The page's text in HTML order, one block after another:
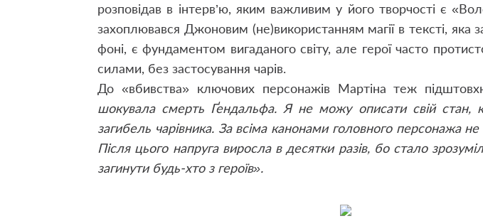
розповідав в інтерв’ю, яким важливим у його творчості є
захоплювався Джоновим (не)використанням магії в тексті, яка
фоні, є фундаментом вигаданого світу, але герої часто
силами, без застосування чарів.
До «вбивства» ключових персонажів Мартіна теж
шокувала смерть Ґендальфа. Я не можу описати свій стан,
загибель чарівника. За всіма канонами головного персонажа
Після цього напруга виросла в десятки разів, бо стало
загинути будь-хто з героїв».